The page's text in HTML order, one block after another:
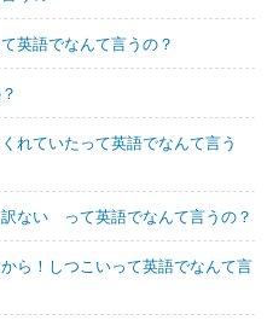
英語でなんて言うの？
れていたって英語でなんて言う
ない って英語でなんて言うの？
ら！しつこいって英語でなんて言